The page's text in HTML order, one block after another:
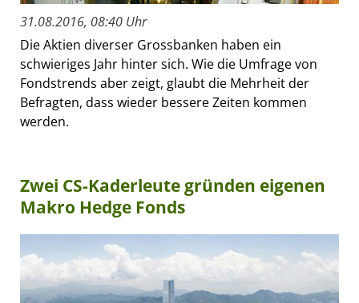
31.08.2016, 08:40 Uhr
Die Aktien diverser Grossbanken haben ein
schwieriges Jahr hinter sich. Wie die Umfrage von
Fondstrends aber zeigt, glaubt die Mehrheit der
Befragten, dass wieder bessere Zeiten kommen
werden.
Zwei CS-Kaderleute gründen eigenen
Makro Hedge Fonds